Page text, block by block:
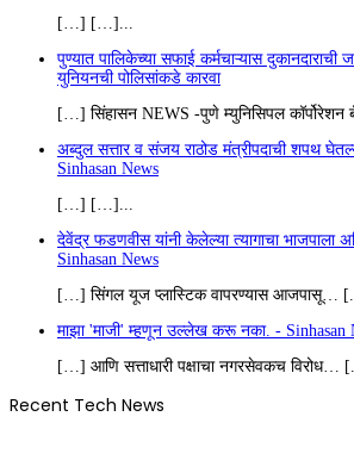
[…] […]...
पुण्यात पालिकेच्या सफाई कर्मचाऱ्यास दुकानदाराची
युनियनची पोलिसांकडे कारवा
[…] सिंहासन NEWS -पुणे म्युनिसिपल कॉर्पोरेशन
अब्दुल सत्तार व संजय राठोड मंत्रीपदाची शपथ
Sinhasan News
[…] […]...
देवेंद्र फडणवीस यांनी केलेल्या त्यागाचा भाजपाला
Sinhasan News
[…] सिंगल यूज प्लास्टिक वापरण्यास आजपासू…
माझा 'माजी' म्हणून उल्लेख करू नका. - Sinhasan
[…] आणि सत्ताधारी पक्षाचा नगरसेवकच विरोध…
Recent Tech News